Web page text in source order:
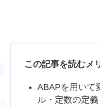
この記事を読むメ
ABAPを用いて
ル・定数の定